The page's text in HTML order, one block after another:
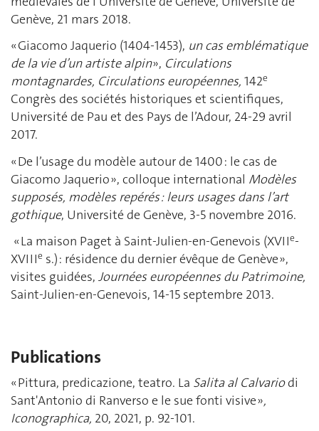
Genève, 21 mars 2018.
« Giacomo Jaquerio (1404-1453), un cas emblématique
de la vie d’un artiste alpin», Circulations
montagnardes, Circulations européennes, 142e
Congrès des sociétés historiques et scientifiques,
Université de Pau et des Pays de l’Adour, 24-29 avril
2017.
« De l’usage du modèle autour de 1400 : le cas de
Giacomo Jaquerio », colloque international Modèles
supposés, modèles repérés : leurs usages dans l’art
gothique, Université de Genève, 3-5 novembre 2016.
« La maison Paget à Saint-Julien-en-Genevois (XVIIe-
XVIIIe s.) : résidence du dernier évêque de Genève »,
visites guidées, Journées européennes du Patrimoine,
Saint-Julien-en-Genevois, 14-15 septembre 2013.
Publications
« Pittura, predicazione, teatro. La Salita al Calvariodi
Sant'Antonio di Ranverso e le sue fonti visive »,
Iconographica, 20, 2021, p. 92-101.